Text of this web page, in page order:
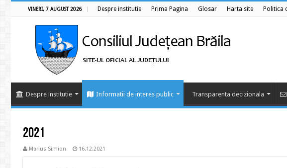
VINERI, 7 AUGUST 2026 Despre institutie Prima Pagina Glosar Harta site Politica
Despre institutie Informatii de interes public Transparenta decizionala
2021
Marius Simion 16.12.2021